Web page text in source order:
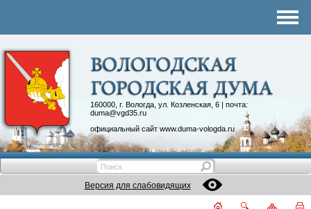
160000, г. Вологда, ул. Козленская, 6 | почта:
duma@vgd35.ru
официальный сайт www.duma-vologda.ru
Контакты
Депутатские объединения
Версия для слабовидящих